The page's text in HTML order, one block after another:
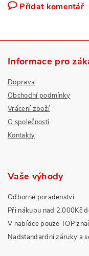
Přidat komentář
Informace pro
Doprava
Obchodní podmínky
Vrácení zboží
O společnosti
Kontakty
Vaše výhody
Odborné poradenství
Při nákupu nad 2.000Kč
V nabídce pouze TOP
Nadstandardní záruky a